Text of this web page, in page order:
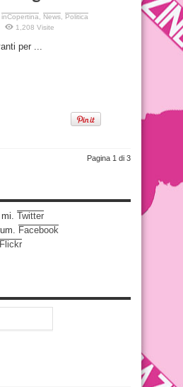
inCopertina News
Politica
1,208 Visite
per ...
Pagina 1 di 3
Twitter
Facebook
Flickr